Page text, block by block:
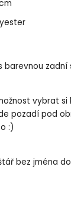
barevnou zadní
vybrat
pozadí pod
:)
bez jména